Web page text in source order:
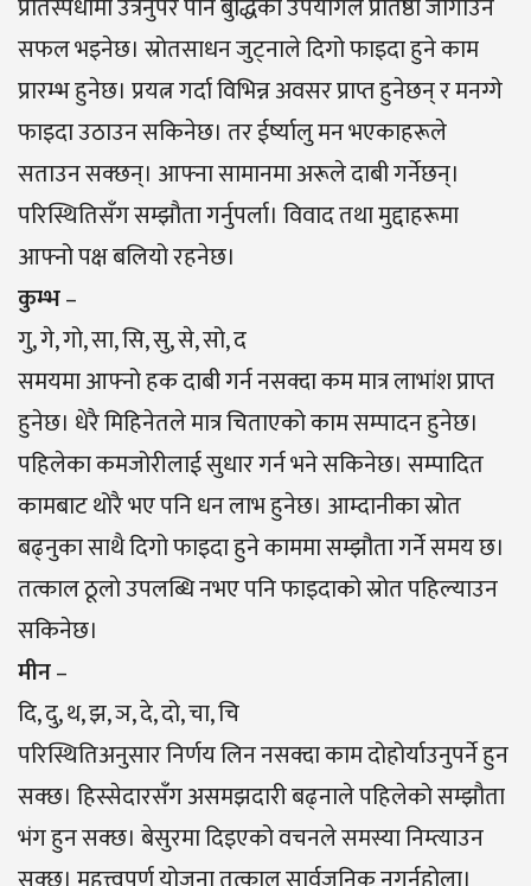
सफल भइनेछ। स्रोतसाधन जुट्नाले दिगो फाइदा हुने काम
प्रारम्भ हुनेछ। प्रयत्न गर्दा विभिन्न अवसर प्राप्त हुनेछन् र मनग्गे
फाइदा उठाउन सकिनेछ। तर ईर्ष्यालु मन भएकाहरूले
सताउन सक्छन्। आफ्ना सामानमा अरूले दाबी गर्नेछन्।
परिस्थितिसँग सम्झौता गर्नुपर्ला। विवाद तथा मुद्दाहरूमा
आफ्नो पक्ष बलियो रहनेछ।
कुम्भ–
गु, गे, गो, सा, सि, सु, से, सो, द
समयमा आफ्नो हक दाबी गर्न नसक्दा कम मात्र लाभांश प्राप्त
हुनेछ। धेरै मिहिनेतले मात्र चिताएको काम सम्पादन हुनेछ।
पहिलेका कमजोरीलाई सुधार गर्न भने सकिनेछ। सम्पादित
कामबाट थोरै भए पनि धन लाभ हुनेछ। आम्दानीका स्रोत
बढ्नुका साथै दिगो फाइदा हुने काममा सम्झौता गर्ने समय छ।
तत्काल ठूलाे उपलब्धि नभए पनि फाइदाको स्रोत पहिल्याउन
सकिनेछ।
मीन–
दि, दु, थ, झ, ञ, दे, दो, चा, चि
परिस्थितिअनुसार निर्णय लिन नसक्दा काम दोहोर्याउनुपर्ने हुन
सक्छ। हिस्सेदारसँग असमझदारी बढ्नाले पहिलेको सम्झौता
भंग हुन सक्छ। बेसुरमा दिइएको वचनले समस्या निम्त्याउन